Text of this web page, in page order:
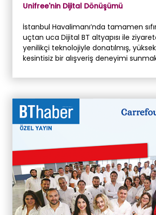
Unifree'nin Dijital Dönüşümü
İstanbul Havalimanı’nda tamamen
uçtan uca Dijital BT altyapısı ile
yenilikçi teknolojiyle donatılmış,
kesintisiz bir alışveriş deneyimi